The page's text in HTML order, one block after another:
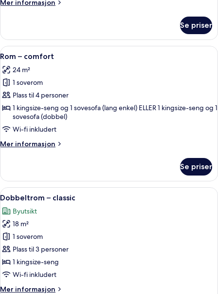
Mer informasjon
–
standard
Se priser
Åpne
alle
bildene
av
Rom
–
comfort
Rom – comfort | Sengetøy i
5
Rom – comfort
24 m²
1 soverom
Plass til 4 personer
1 kingsize-seng og 1 sovesofa (lang enkel) ELLER 1 kingsize-seng og 1
sovesofa (dobbel)
Wi-fi inkludert
Mer informasjon
Mer
–
comfort
Se priser
Åpne
alle
bildene
av
Dobbeltrom
–
classic
Dobbeltrom – classic | Sengetøy i
17
Dobbeltrom – classic
Byutsikt
18 m²
1 soverom
Plass til 3 personer
1 kingsize-seng
Wi-fi inkludert
Mer informasjon
Mer